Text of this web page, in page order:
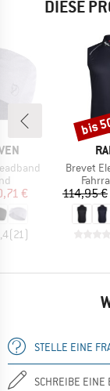
DIESE
Preis
€
(21 )
Artikel
Brevet
114,95 €
Rabatt
bis
STELLE EINE
SCHREIBE EINE